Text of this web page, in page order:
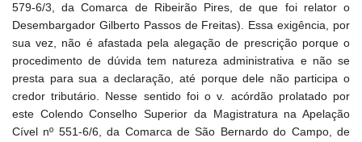
579-6/3, da Comarca de Ribeirão Pires, de que foi relator o
Desembargador Gilberto Passos de Freitas). Essa exigência, por
sua vez, não é afastada pela alegação de prescrição porque o
procedimento de dúvida tem natureza administrativa e não se
presta para sua a declaração, até porque dele não participa o
credor tributário. Nesse sentido foi o v. acórdão prolatado por
este Colendo Conselho Superior da Magistratura na Apelação
Cível nº 551-6/6, da Comarca de São Bernardo do Campo, de